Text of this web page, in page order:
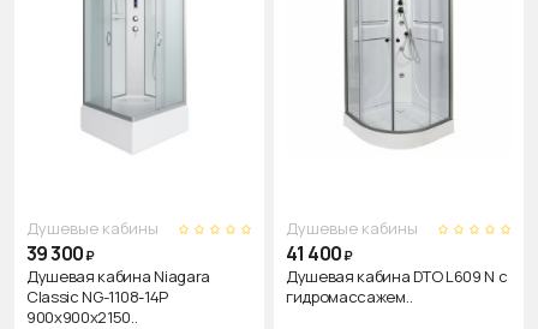
Душевые кабины
39 300₽
Душевая кабина Niagara
Classic NG-1108-14P
900х900х2150..
Душевые кабины
41 400₽
Душевая кабина DTO L609 N с
гидромассажем..